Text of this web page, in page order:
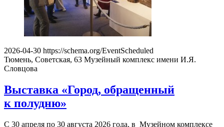
2026-04-30 https://schema.org/EventScheduled
Тюмень, Советская, 63 Музейный комплекс имени И.Я.
Словцова
Выставка «Город, обращенный
к полудню»
С 30 апреля по 30 августа 2026 года, в Музейном комплексе